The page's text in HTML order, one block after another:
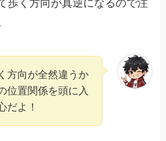
歩く方向が真逆になるので注
方向が全然違うか
位置関係を頭に入
だよ！